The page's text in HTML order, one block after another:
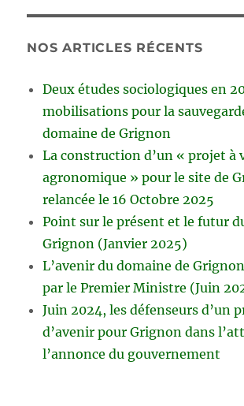
NOS ARTICLES RÉCENTS
Deux études sociologiques en
mobilisations pour la
domaine de Grignon
La construction d’un « projet à
agronomique » pour le site de
relancée le 16 Octobre 2025
Point sur le présent et le futur
Grignon (Janvier 2025)
L’avenir du domaine de
par le Premier Ministre (Juin
Juin 2024, les défenseurs d’un
d’avenir pour Grignon dans
l’annonce du gouvernement